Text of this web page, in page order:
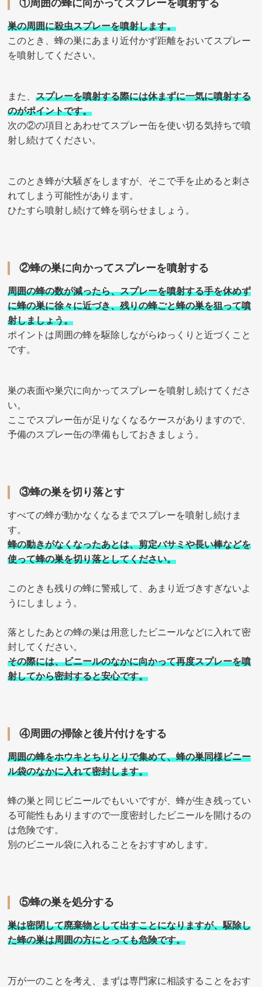
①周囲の蜂に向かってスプレーを噴射する
巣の周囲に殺虫スプレーを噴射します。
このとき、蜂の巣にあまり近付かず距離をおいてスプレー
を噴射してください。
また、スプレーを噴射する際には休まずに一気に噴射する
のがポイントです。
次の②の項目とあわせてスプレー缶を使い切る気持ちで噴
射し続けてください。
このとき蜂が大騒ぎをしますが、そこで手を止めると刺さ
れてしまう可能性があります。
ひたすら噴射し続けて蜂を弱らせましょう。
②蜂の巣に向かってスプレーを噴射する
周囲の蜂の数が減ったら、スプレーを噴射する手を休めず
に蜂の巣に徐々に近づき、残りの蜂ごと蜂の巣を狙って噴
射しましょう。
ポイントは周囲の蜂を駆除しながらゆっくりと近づくこと
です。
巣の表面や巣穴に向かってスプレーを噴射し続けてくださ
い。
ここでスプレー缶が足りなくなるケースがありますので、
予備のスプレー缶の準備もしておきましょう。
③蜂の巣を切り落とす
すべての蜂が動かなくなるまでスプレーを噴射し続けま
す。
蜂の動きがなくなったあとは、剪定バサミや長い棒などを
使って蜂の巣を切り落としてください。
このときも残りの蜂に警戒して、あまり近づきすぎないよ
うにしましょう。
落としたあとの蜂の巣は用意したビニールなどに入れて密
封してください。
その際には、ビニールのなかに向かって再度スプレーを噴
射してから密封すると安心です。
④周囲の掃除と後片付けをする
周囲の蜂をホウキとちりとりで集めて、蜂の巣同様ビニー
ル袋のなかに入れて密封します。
蜂の巣と同じビニールでもいいですが、蜂が生き残ってい
る可能性もありますので一度密封したビニールを開けるの
は危険です。
別のビニール袋に入れることをおすすめします。
⑤蜂の巣を処分する
巣は密閉して廃棄物として出すことになりますが、駆除し
た蜂の巣は周囲の方にとっても危険です。
万が一のことを考え、まずは専門家に相談することをおす